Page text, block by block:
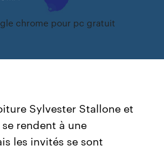
chrome pour pc gratuit
Sylvester Stallone et
rendent à une
les invités se sont